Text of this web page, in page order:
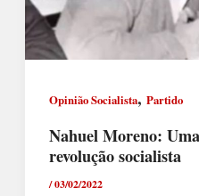
Opinião Socialista, Partido
Nahuel Moreno:
revolução socialista
/03/02/2022